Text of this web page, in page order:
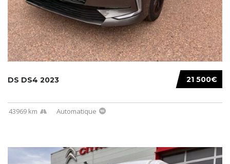
21 500€
DS DS4 2023
43969 km Automatique